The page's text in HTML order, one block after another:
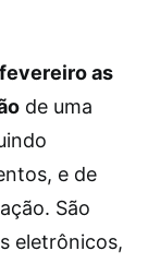
as
de uma
e de
São
eletrônicos,